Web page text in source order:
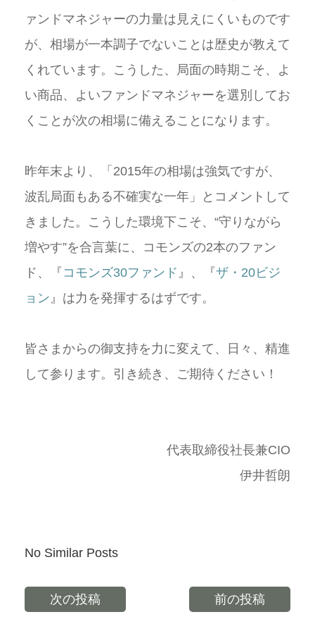
ァンドマネジャーの力量は見えにくいものです
が、相場が一本調子でないことは歴史が教えて
くれています。こうした、局面の時期こそ、よ
い商品、よいファンドマネジャーを選別してお
くことが次の相場に備えることになります。
昨年末より、「2015年の相場は強気ですが、
波乱局面もある不確実な一年」とコメントして
きました。こうした環境下こそ、“守りながら
増やす”を合言葉に、コモンズの2本のファン
ド、『 コモンズ30ファンド 』、『ザ・20ビジ
ョン 』は力を発揮するはずです。
皆さまからの御支持を力に変えて、日々、精進
して参ります。引き続き、ご期待ください！
代表取締役社長兼CIO
伊井哲朗
No Similar Posts
次の投稿 前の投稿